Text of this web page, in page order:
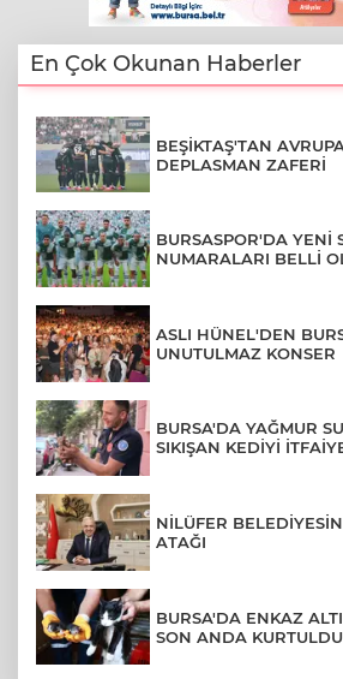
En Çok Okunan Haberler
BEŞİKTAŞ'TAN
DEPLASMAN ZAFERİ
BURSASPOR'DA YENİ
NUMARALARI BELLİ
ASLI HÜNEL'DEN
UNUTULMAZ KONSER
BURSA'DA YAĞMUR
SIKIŞAN KEDİYİ
NİLÜFER
ATAĞI
BURSA'DA ENKAZ
SON ANDA